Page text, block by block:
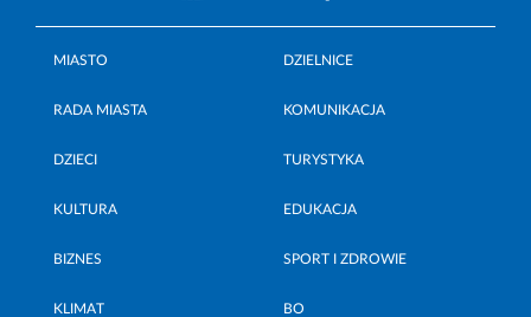
MIASTO DZIELNICE
RADA MIASTA KOMUNIKACJA
DZIECI TURYSTYKA
KULTURA EDUKACJA
BIZNES SPORT I ZDROWIE
KLIMAT BO